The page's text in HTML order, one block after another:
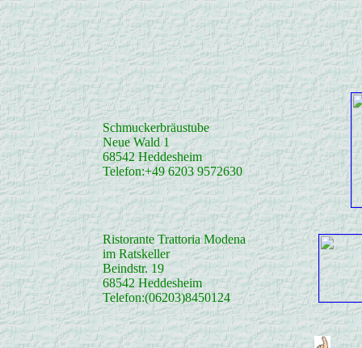
Schmuckerbräustube
Neue Wald 1
68542 Heddesheim
Telefon:+49 6203 9572630
Ristorante Trattoria Modena
im Ratskeller
Beindstr. 19
68542 Heddesheim
Telefon:(06203)8450124